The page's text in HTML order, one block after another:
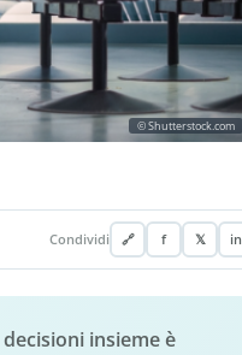
© Shutterstock.com
Condividi 🔗 f 𝕏 in
insieme è